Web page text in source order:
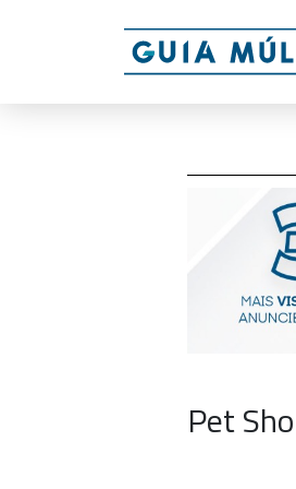
Pet